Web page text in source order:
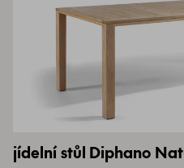
jídelní stůl Diphano